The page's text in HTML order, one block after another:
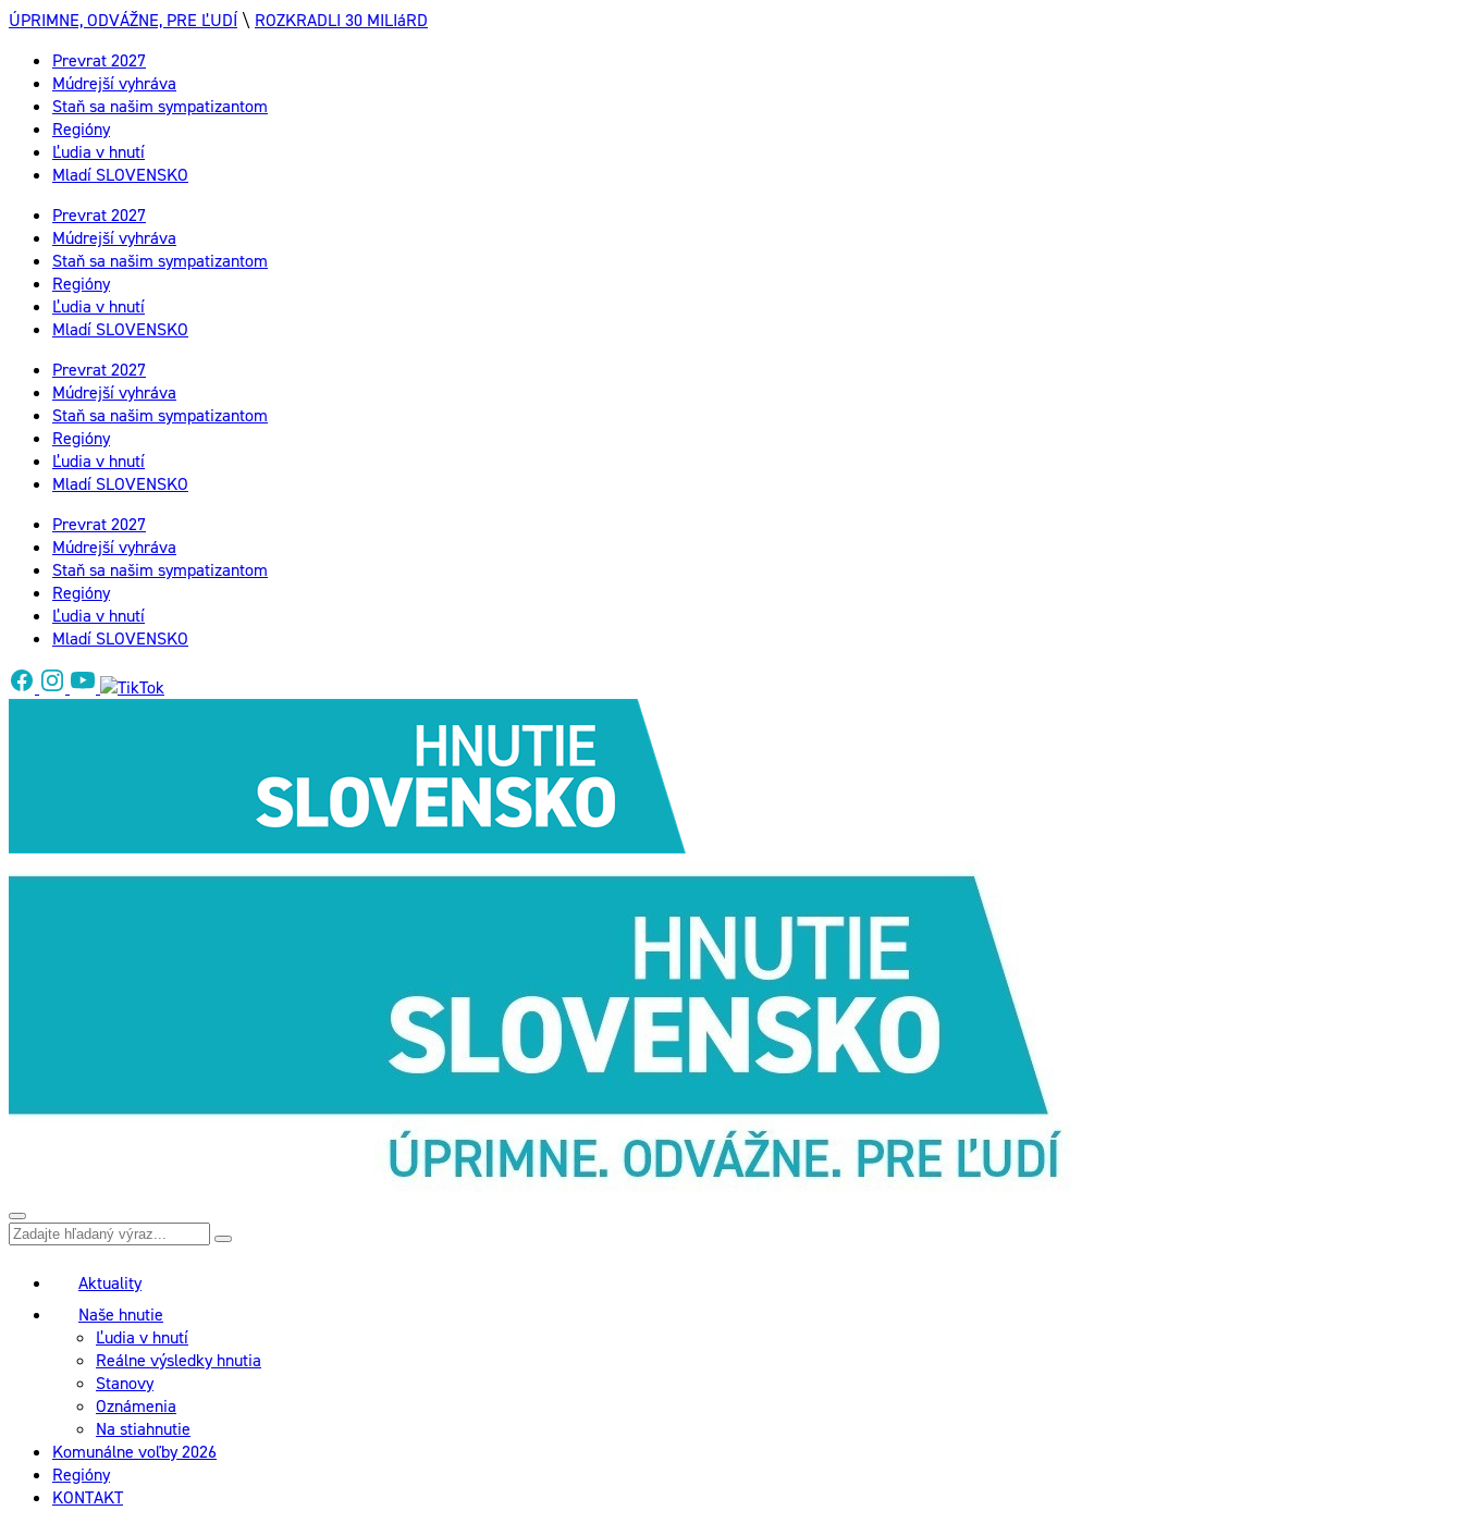
ÚPRIMNE, ODVÁŽNE, PRE ĽUDÍ \ ROZKRADLI 30 MILIáRD
Prevrat 2027
Múdrejší vyhráva
Staň sa našim sympatizantom
Regióny
Ľudia v hnutí
Mladí SLOVENSKO
Prevrat 2027
Múdrejší vyhráva
Staň sa našim sympatizantom
Regióny
Ľudia v hnutí
Mladí SLOVENSKO
Prevrat 2027
Múdrejší vyhráva
Staň sa našim sympatizantom
Regióny
Ľudia v hnutí
Mladí SLOVENSKO
Prevrat 2027
Múdrejší vyhráva
Staň sa našim sympatizantom
Regióny
Ľudia v hnutí
Mladí SLOVENSKO
Aktuality
Naše hnutie
Ľudia v hnutí
Reálne výsledky hnutia
Stanovy
Oznámenia
Na stiahnutie
Komunálne voľby 2026
Regióny
KONTAKT